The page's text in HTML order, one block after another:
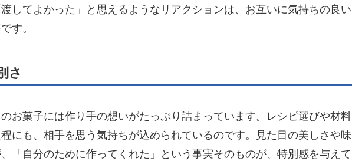
してよかった」と思えるようなリアクションは、お互いに気持ちの良い
す。
さ
お菓子には作り手の想いがたっぷり詰まっています。レシピ選びや材料
にも、相手を思う気持ちが込められているのです。見た目の美しさや味
「自分のために作ってくれた」という事実そのものが、特別感を与えて